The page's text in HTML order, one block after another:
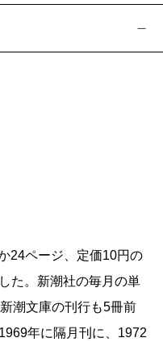
24ページ、定価10円の
た。新潮社の毎月の単
潮文庫の刊行も5冊前
年に隔月刊に、1972